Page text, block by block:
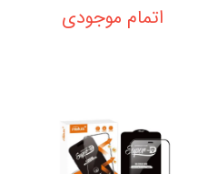
اتمام موجودی